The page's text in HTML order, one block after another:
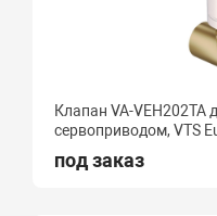
Клапан VA-VEH202TA
сервоприводом, VTS
под заказ